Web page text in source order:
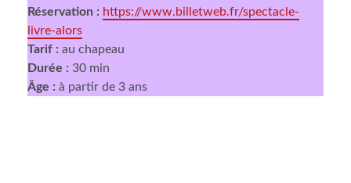
Réservation : https://www.billetweb.fr/spectacle-
livre-alors
Tarif : au chapeau
Durée : 30 min
Âge : à partir de 3 ans